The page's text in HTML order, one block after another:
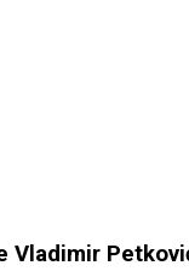
Vladimir